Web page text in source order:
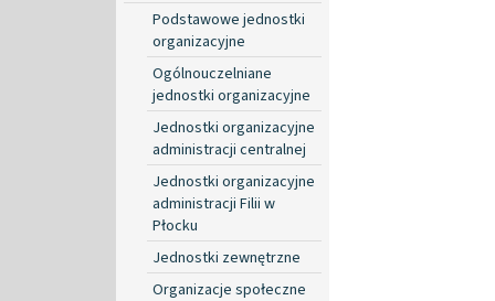
Podstawowe jednostki
organizacyjne
Ogólnouczelniane
jednostki organizacyjne
Jednostki organizacyjne
administracji centralnej
Jednostki organizacyjne
administracji Filii w
Płocku
Jednostki zewnętrzne
Organizacje społeczne